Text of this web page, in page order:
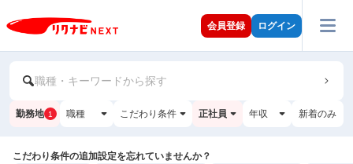
会員登録 ログイン
職種・キーワードから探す
勤務地 1 職種 こだわり条件 正社員 年収 新着のみ
こだわり条件の追加設定を忘れていませんか？